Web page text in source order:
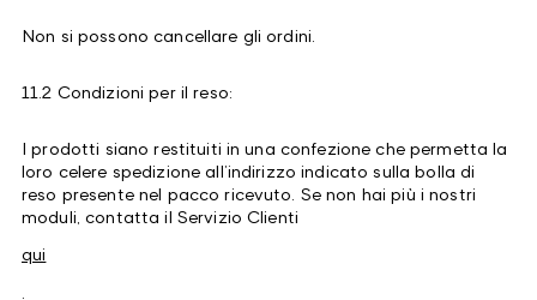
Non si possono cancellare gli ordini.
11.2 Condizioni per il reso:
I prodotti siano restituiti in una confezione che permetta la
loro celere spedizione all’indirizzo indicato sulla bolla di
reso presente nel pacco ricevuto. Se non hai più i nostri
moduli, contatta il Servizio Clienti
qui